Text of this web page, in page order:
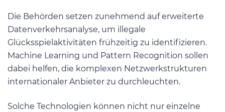
Die Behörden setzen zunehmend auf erweiterte
Datenverkehrsanalyse, um illegale
Glücksspielaktivitäten frühzeitig zu identifizieren.
Machine Learning und Pattern Recognition sollen
dabei helfen, die komplexen Netzwerkstrukturen
internationaler Anbieter zu durchleuchten.
Solche Technologien können nicht nur einzelne